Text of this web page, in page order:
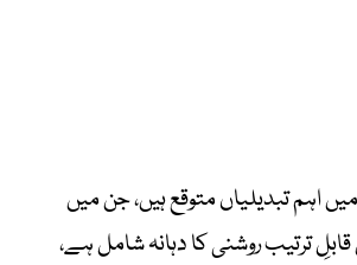
تبدیلیاں متوقع ہیں، جن میں
ترتیب روشنی کا دہانہ شامل ہے،